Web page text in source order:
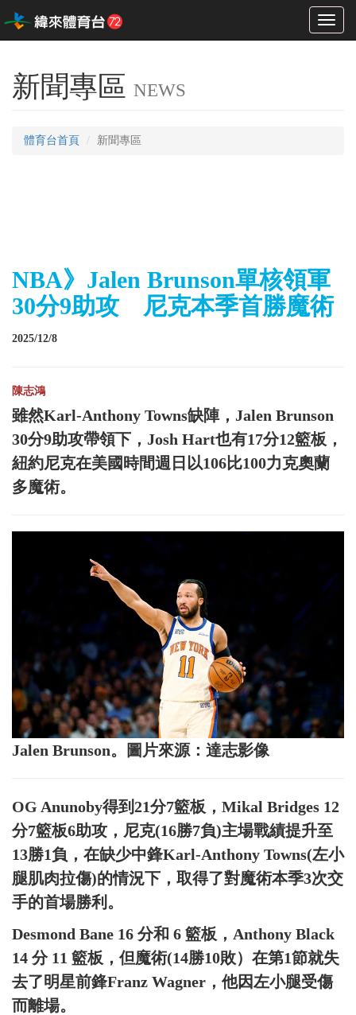
Toggle
新聞專區 NEWS
體育台首頁 新聞專區
NBA》Jalen Brunson單核領軍
30分9助攻 尼克本季首勝魔術
2025/12/8
陳志鴻
雖然Karl-Anthony Towns缺陣，Jalen Brunson
30分9助攻帶領下，Josh Hart也有17分12籃板，
紐約尼克在美國時間週日以106比100力克奧蘭
多魔術。
Jalen Brunson。圖片來源：達志影像
OG Anunoby得到21分7籃板，Mikal Bridges 12
分7籃板6助攻，尼克(16勝7負)主場戰績提升至
13勝1負，在缺少中鋒Karl-Anthony Towns(左小
腿肌肉拉傷)的情況下，取得了對魔術本季3次交
手的首場勝利。
Desmond Bane 16 分和 6 籃板，Anthony Black
14 分 11 籃板，但魔術(14勝10敗）在第1節就失
去了明星前鋒Franz Wagner，他因左小腿受傷
而離場。